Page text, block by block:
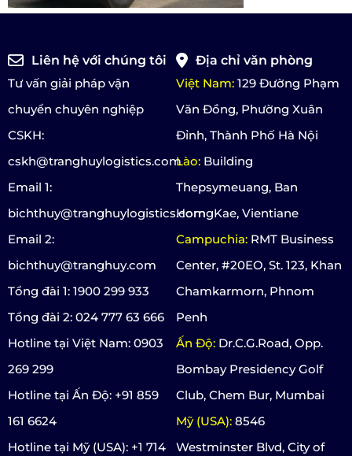
Liên hệ với chúng tôi
Tư vấn giải pháp vận
chuyển chuyên nghiệp
CSKH:
cskh@tranghuylogistics.com
Email 1:
bichthuy@tranghuylogistics.com
Email 2:
bichthuy@tranghuy.com
Tổng đài 1: 1900 299 933
Tổng đài 2: 024 777 63 666
Hotline tại Việt Nam: 0903
269 299
Hotline tại Ấn Độ: +91 859
161 6624
Hotline tại Mỹ (USA): +1 714
Địa chỉ văn phòng
Việt Nam: 129 Đường Phạm
Văn Đồng, Phường Xuân
Đỉnh, Thành Phố Hà Nội
Lào: Building
Thepsymeuang, Ban
HorngKae, Vientiane
Campuchia: RMT Business
Center, #20EO, St. 123, Khan
Chamkarmorn, Phnom
Penh
Ấn Độ: Dr.C.G.Road, Opp.
Bombay Presidency Golf
Club, Chem Bur, Mumbai
Mỹ (USA): 8546
Westminster Blvd, City of